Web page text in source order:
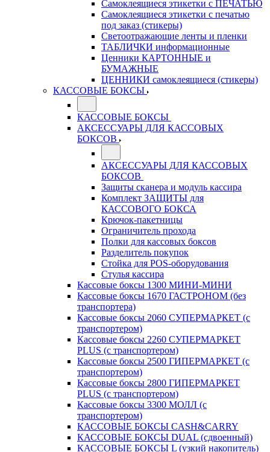
Самоклеящиеся этикетки с ПЕЧАТЬЮ
Самоклеящиеся этикетки с печатью
под заказ (стикеры)
Светоотражающие ленты и пленки
ТАБЛИЧКИ информационные
Ценники КАРТОННЫЕ и
БУМАЖНЫЕ
ЦЕННИКИ самоклеящиеся (стикеры)
КАССОВЫЕ БОКСЫ
КАССОВЫЕ БОКСЫ
АКСЕССУАРЫ ДЛЯ КАССОВЫХ
БОКСОВ
АКСЕССУАРЫ ДЛЯ КАССОВЫХ
БОКСОВ
Защиты сканера и модуль кассира
Комплект ЗАЩИТЫ для
КАССОВОГО БОКСА
Крючок-пакетницы
Ограничитель прохода
Полки для кассовых боксов
Разделитель покупок
Стойка для POS-оборудования
Стулья кассира
Кассовые боксы 1300 МИНИ-МИНИ
Кассовые боксы 1670 ГАСТРОНОМ (без
транспортера)
Кассовые боксы 2060 СУПЕРМАРКЕТ (с
транспортером)
Кассовые боксы 2260 СУПЕРМАРКЕТ
PLUS (с транспортером)
Кассовые боксы 2500 ГИПЕРМАРКЕТ (с
транспортером)
Кассовые боксы 2800 ГИПЕРМАРКЕТ
PLUS (с транспортером)
Кассовые боксы 3300 МОЛЛ (с
транспортером)
КАССОВЫЕ БОКСЫ CASH&CARRY
КАССОВЫЕ БОКСЫ DUAL (сдвоенный)
КАССОВЫЕ БОКСЫ L (узкий накопитель)